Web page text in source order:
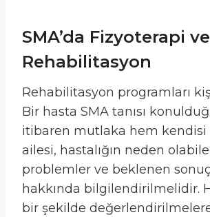
SMA’da Fizyoterapi ve
Rehabilitasyon
Rehabilitasyon programları
Bir hasta SMA tanısı
itibaren mutlaka hem kendisi
ailesi, hastalığın neden
problemler ve beklenen
hakkında bilgilendirilmelidir.
bir şekilde